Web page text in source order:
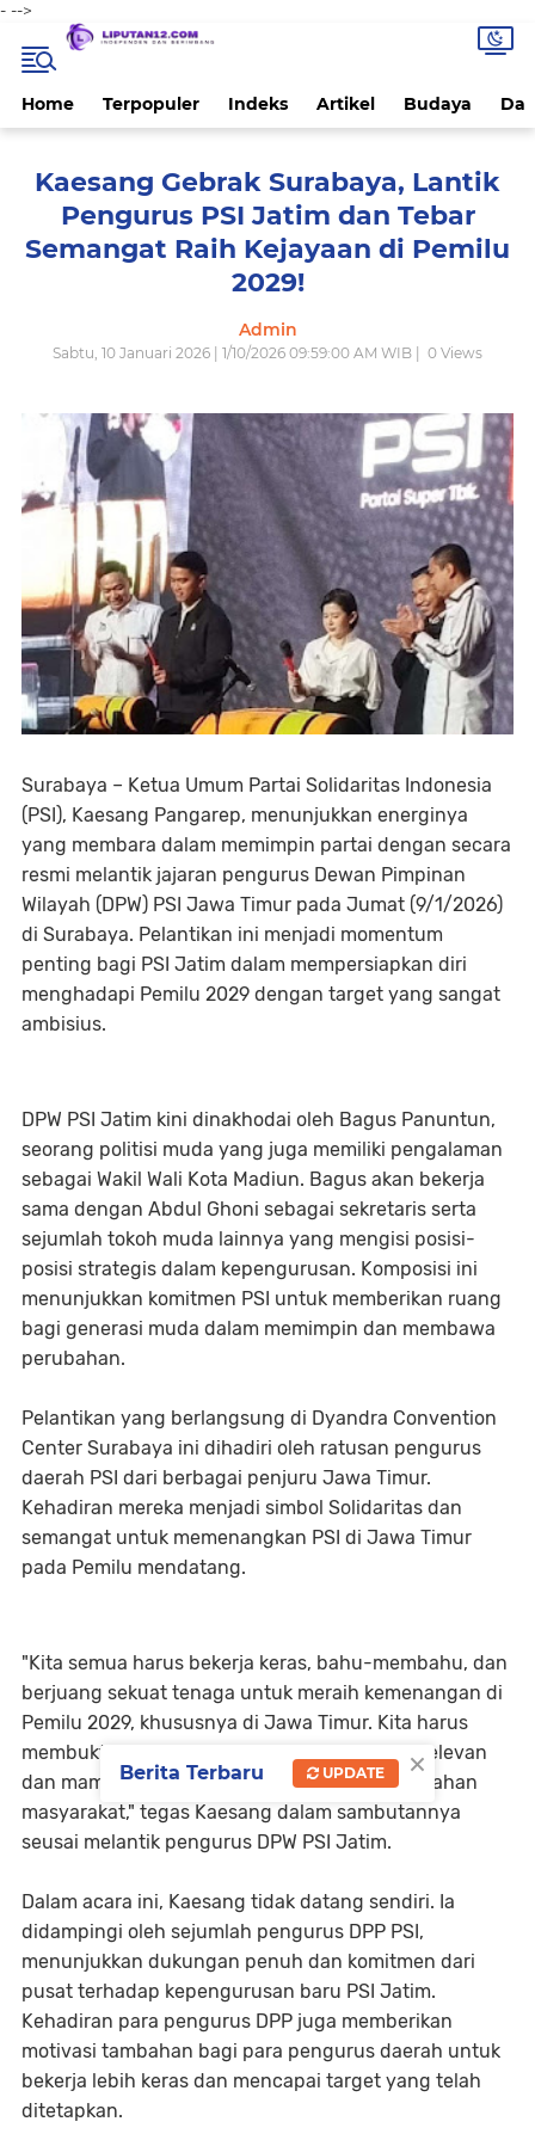
- -->
Home Terpopuler Indeks Artikel Budaya
Kaesang Gebrak Surabaya, Lantik
Pengurus PSI Jatim dan Tebar
Semangat Raih Kejayaan di Pemilu
2029!
Admin
Sabtu, 10 Januari 2026 | 1/10/2026 09:59:00 AM WIB | 0 Views
Surabaya – Ketua Umum Partai Solidaritas Indonesia
(PSI), Kaesang Pangarep, menunjukkan energinya
yang membara dalam memimpin partai dengan secara
resmi melantik jajaran pengurus Dewan Pimpinan
Wilayah (DPW) PSI Jawa Timur pada Jumat (9/1/2026)
di Surabaya. Pelantikan ini menjadi momentum
penting bagi PSI Jatim dalam mempersiapkan diri
menghadapi Pemilu 2029 dengan target yang sangat
ambisius.
DPW PSI Jatim kini dinakhodai oleh Bagus Panuntun,
seorang politisi muda yang juga memiliki pengalaman
sebagai Wakil Wali Kota Madiun. Bagus akan bekerja
sama dengan Abdul Ghoni sebagai sekretaris serta
sejumlah tokoh muda lainnya yang mengisi posisi-
posisi strategis dalam kepengurusan. Komposisi ini
menunjukkan komitmen PSI untuk memberikan ruang
bagi generasi muda dalam memimpin dan membawa
perubahan.
Pelantikan yang berlangsung di Dyandra Convention
Center Surabaya ini dihadiri oleh ratusan pengurus
daerah PSI dari berbagai penjuru Jawa Timur.
Kehadiran mereka menjadi simbol Solidaritas dan
semangat untuk memenangkan PSI di Jawa Timur
pada Pemilu mendatang.
"Kita semua harus bekerja keras, bahu-membahu, dan
berjuang sekuat tenaga untuk meraih kemenangan di
Pemilu 2029, khususnya di Jawa Timur. Kita harus
membuktikan bahwa PSI adalah partai yang relevan
dan mampu memberikan solusi bagi permasalahan
masyarakat," tegas Kaesang dalam sambutannya
seusai melantik pengurus DPW PSI Jatim.
Dalam acara ini, Kaesang tidak datang sendiri. Ia
didampingi oleh sejumlah pengurus DPP PSI,
menunjukkan dukungan penuh dan komitmen dari
pusat terhadap kepengurusan baru PSI Jatim.
Kehadiran para pengurus DPP juga memberikan
motivasi tambahan bagi para pengurus daerah untuk
bekerja lebih keras dan mencapai target yang telah
ditetapkan.
×
Berita Terbaru UPDATE